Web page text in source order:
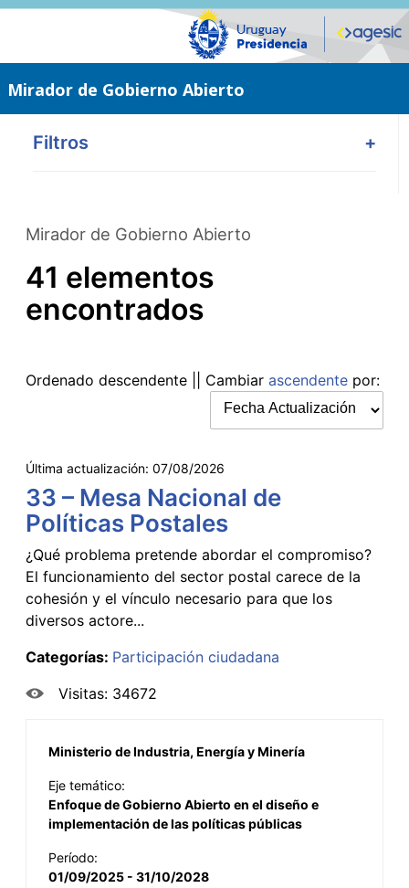
Saltar
Mirador de Gobierno Abierto
Filtros +
Mirador de Gobierno Abierto
41 elementos
encontrados
Ordenado descendente || Cambiar ascendente por:
Última actualización: 07/08/2026
33 – Mesa Nacional de
Políticas Postales
¿Qué problema pretende abordar el compromiso?
El funcionamiento del sector postal carece de la
cohesión y el vínculo necesario para que los
diversos actore...
Categorías: Participación ciudadana
Visitas: 34672
Ministerio de Industria, Energía y Minería
Eje temático:
Enfoque de Gobierno Abierto en el diseño e
implementación de las políticas públicas
Período:
01/09/2025 - 31/10/2028